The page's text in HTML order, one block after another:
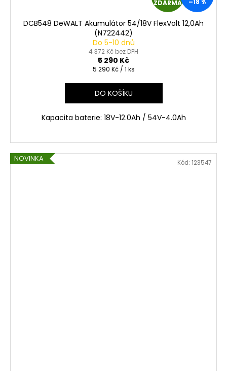
D
A
ZDARMA –18 %
DCB548 DeWALT Akumulátor 54/18V FlexVolt 12,0Ah
(N722442)
Do 5-10 dnů
4 372 Kč bez DPH
5 290 Kč
Měrná
5 290 Kč / 1 ks
DO KOŠÍKU
Kapacita baterie: 18V-12.0Ah / 54V-4.0Ah
NOVINKA Kód: 123547